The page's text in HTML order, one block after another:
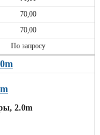
70,00
70,00
По запросу
2.0m